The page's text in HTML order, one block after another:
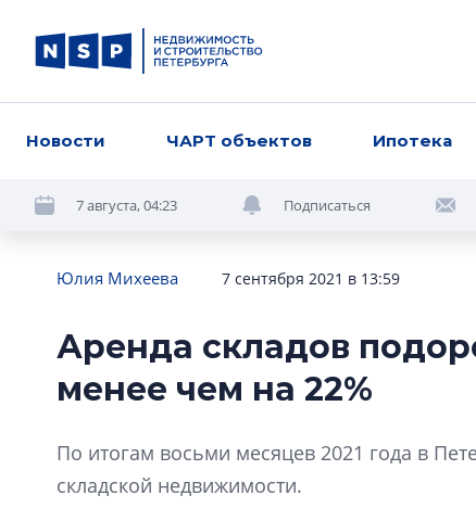
Новости ЧАРТ объектов Ипотека
7 августа, 04:23 Подписаться
Юлия Михеева 7 сентября 2021 в 13:59
Аренда складов
менее чем на 22%
По итогам восьми месяцев 2021 года в
складской недвижимости.